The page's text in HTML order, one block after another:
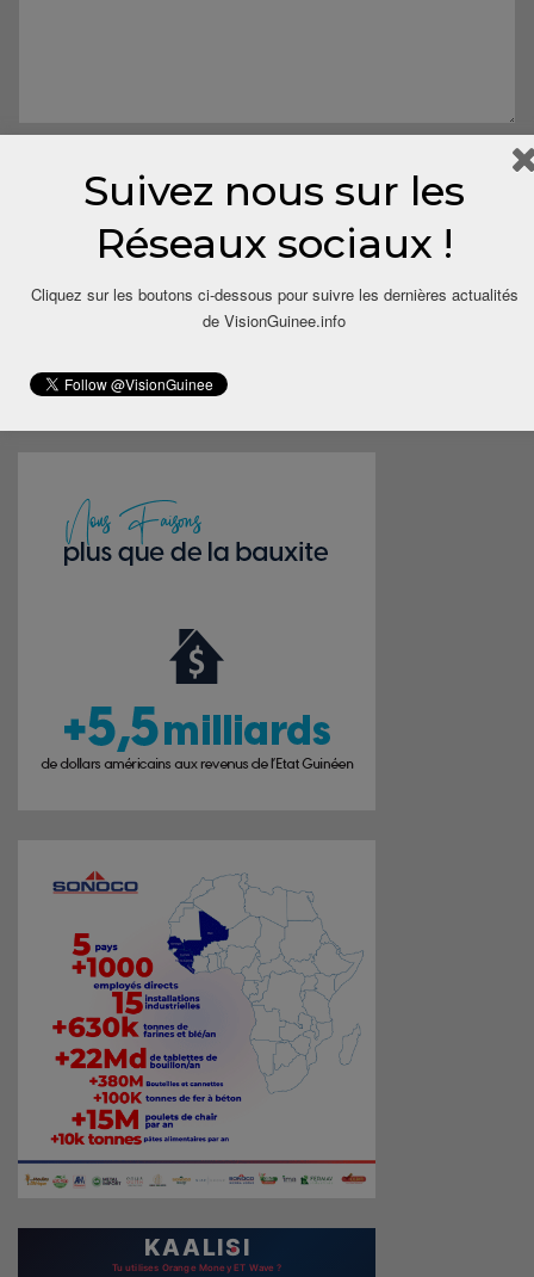
Save my name, email, and website in this browser for the next
Suivez nous sur les
Réseaux sociaux !
Cliquez sur les boutons ci-dessous pour suivre les dernières actualités
de VisionGuinee.info